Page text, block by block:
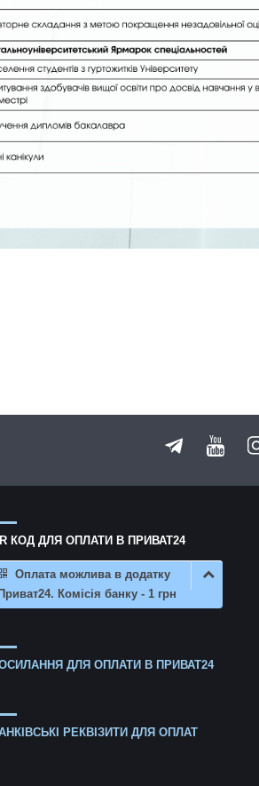
КОД ДЛЯ ОПЛАТИ В ПРИВАТ24
Оплата можлива в додатку
Приват24. Комісія банку - 1 грн
ДЛЯ ОПЛАТИ В ПРИВАТ24
РЕКВІЗИТИ ДЛЯ ОПЛАТ